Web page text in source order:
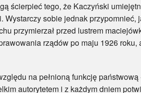
tego, że Kaczyński
Wystarczy sobie jednak
przymierzał przed lustrem
rządów po maju 1926 roku,
na pełnioną funkcję państwową
autorytetem i z każdym dniem